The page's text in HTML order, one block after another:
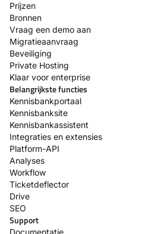
Prijzen
Bronnen
Vraag een demo aan
Migratieaanvraag
Beveiliging
Private Hosting
Klaar voor enterprise
Belangrijkste functies
Kennisbankportaal
Kennisbanksite
Kennisbankassistent
Integraties en extensies
Platform-API
Analyses
Workflow
Ticketdeflector
Drive
SEO
Support
Documentatie